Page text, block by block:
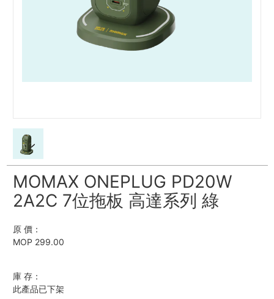
MOMAX ONEPLUG PD20W
2A2C 7位拖板 高達系列 綠
原 價：
MOP 299.00
庫 存：
此產品已下架